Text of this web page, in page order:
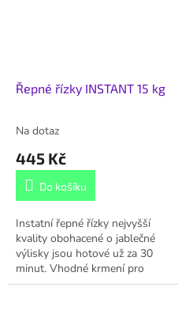
Řepné řízky INSTANT 15 kg
Na dotaz
445 Kč
Do košíku
Instatní řepné řízky nejvyšší
kvality obohacené o jablečné
výlisky jsou hotové už za 30
minut. Vhodné krmení pro
všechny typy koní včetně těch